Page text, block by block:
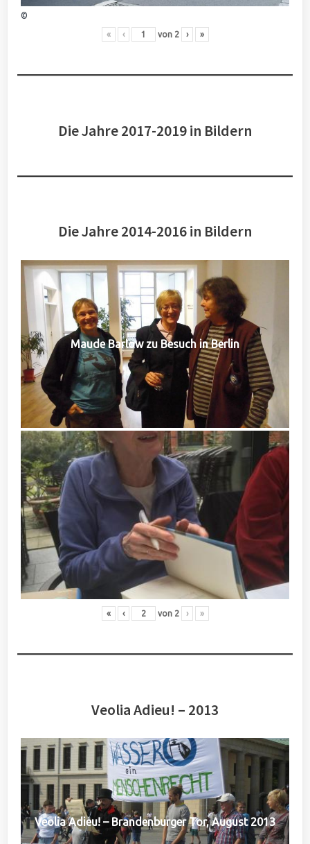
©
« ‹ von 2 › »
Die Jahre 2017-2019 in Bildern
Die Jahre 2014-2016 in Bildern
Maude Barlow zu Besuch in Berlin
« ‹ von 2 › »
Veolia Adieu! – 2013
Veolia Adieu! – Brandenburger Tor, August 2013